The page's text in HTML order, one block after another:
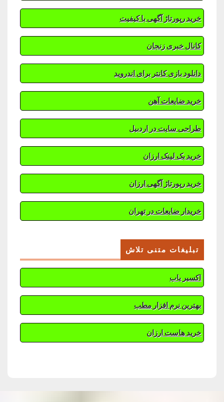
خرید رپورتاژ آگهی با کیفیت
کانال خبری زنجان
دانلود بازی کانتر برای اندروید
خرید ضایعات آهن
طراحی سایت در اردبیل
خرید بک لینک ارزان
خرید رپورتاژ آگهی ارزان
خریدار ضایعات در تهران
تبلیغات متنی تلاش
اکسیر یاب
بهترین نرم افزار مطب
خرید هاست ارزان